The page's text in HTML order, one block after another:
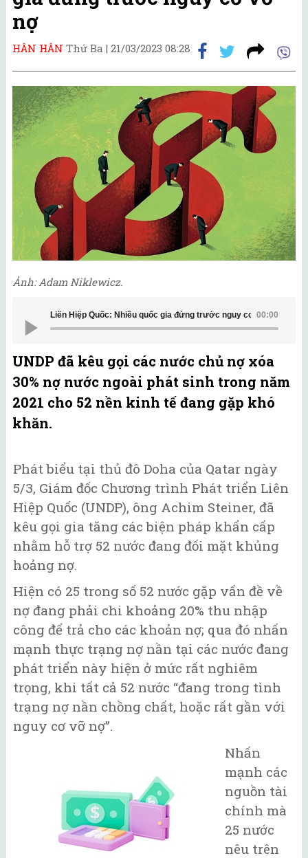
nợ
HÂN HÂN Thứ Ba | 21/03/2023 08:28
Ảnh: Adam Niklewicz.
00:00
Liên Hiệp Quốc: Nhiều quốc gia đứng trước nguy cơ vỡ nợ
UNDP đã kêu gọi các nước chủ nợ xóa
30% nợ nước ngoài phát sinh trong năm
2021 cho 52 nền kinh tế đang gặp khó
khăn.
Phát biểu tại thủ đô Doha của Qatar ngày
5/3, Giám đốc Chương trình Phát triển Liên
Hiệp Quốc (UNDP), ông Achim Steiner, đã
kêu gọi gia tăng các biện pháp khẩn cấp
nhằm hỗ trợ 52 nước đang đối mặt khủng
hoảng nợ.
Hiện có 25 trong số 52 nước gặp vấn đề về
nợ đang phải chi khoảng 20% thu nhập
công để trả cho các khoản nợ; qua đó nhấn
mạnh thực trạng nợ nần tại các nước đang
phát triển này hiện ở mức rất nghiêm
trọng, khi tất cả 52 nước “đang trong tình
trạng nợ nần chồng chất, hoặc rất gần với
nguy cơ vỡ nợ”.
Nhấn
mạnh các
nguồn tài
chính mà
25 nước
nêu trên